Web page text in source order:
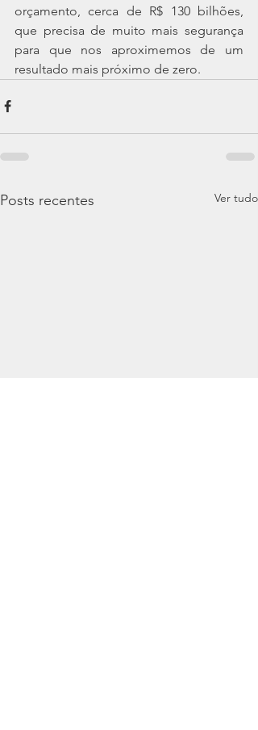
orçamento, cerca de R$ 130 bilhões,
que precisa de muito mais segurança
para que nos aproximemos de um
resultado mais próximo de zero.
Posts recentes Ver tudo